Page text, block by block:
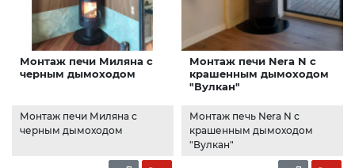
Монтаж печи Миляна с
черным дымоходом
Монтаж печи Миляна с
черным дымоходом
Монтаж печи Nera N с
крашенным дымоходом
"Вулкан"
Монтаж печь Nera N с
крашенным дымоходом
"Вулкан"